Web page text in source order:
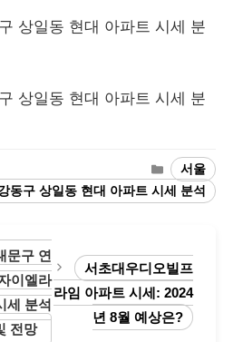
상일동 현대 아파트 시세 분
상일동 현대 아파트 시세 분
Categories
서울
동구 상일동 현대 아파트 시세 분석
문구 연
이엘라
세 분석
전망
서초대우디오빌프
라임 아파트 시세: 2024
년 8월 예상은?